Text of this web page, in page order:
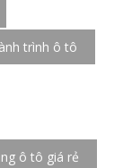
trình ô tô
ô tô giá rẻ